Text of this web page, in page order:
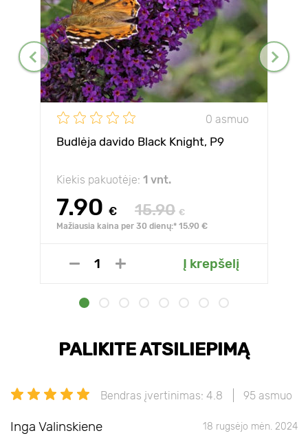
0 asmuo
Budlėja davido Black Knight, P9
Kiekis pakuotėje: 1 vnt.
7.90 € 15.90 €
Mažiausia kaina per 30 dienų:* 15.90 €
Į krepšelį
PALIKITE ATSILIEPIMĄ
Bendras įvertinimas: 4.8 95 asmuo
Inga Valinskiene 18 rugsėjo mėn. 2024